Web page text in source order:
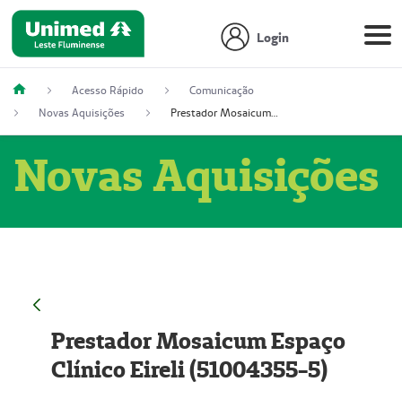
Login
Acesso Rápido
Comunicação
Novas Aquisições
Prestador Mosaicum Espaço Clínico Eireli (51004355-5)
Novas Aquisições
Prestador Mosaicum Espaço
Clínico Eireli (51004355-5)